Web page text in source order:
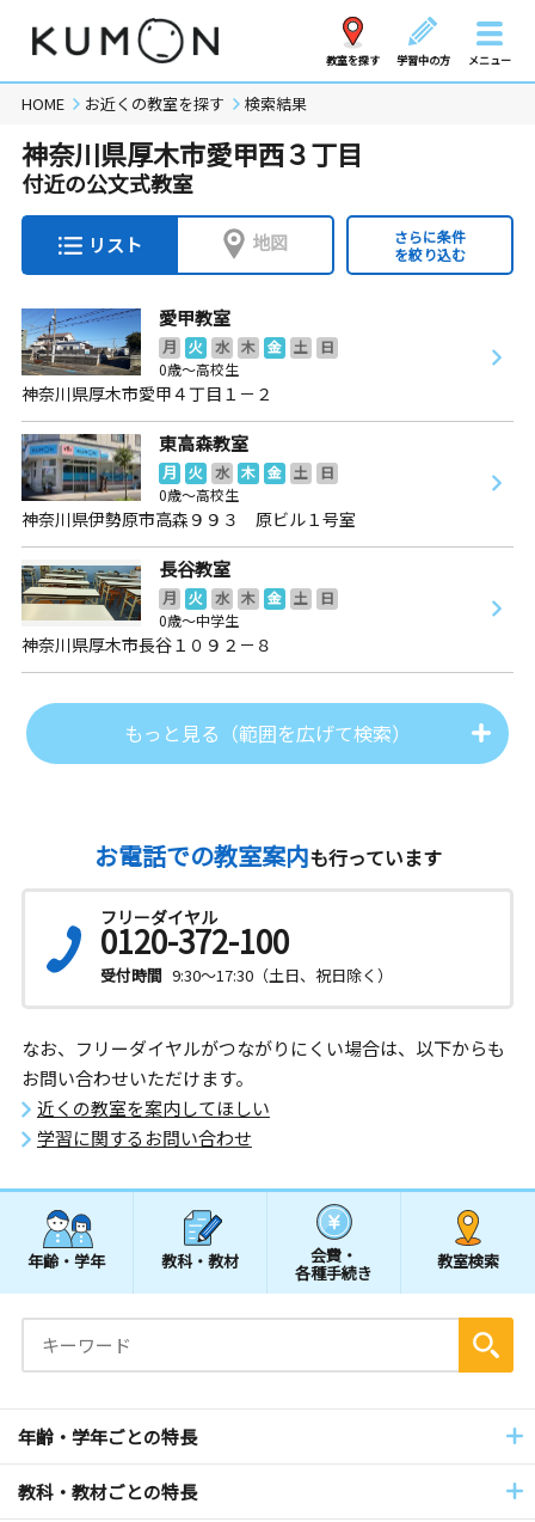
教室を探す 学習中の方 メニュー
HOME お近くの教室を探す 検索結果
神奈川県厚木市愛甲西３丁目
付近の公文式教室
リスト 地図
さらに条件
を絞り込む
愛甲教室
月 火 水 木 金 土
日
0歳～高校生
神奈川県厚木市愛甲４丁目１－２
東高森教室
月 火 水 木 金 土
日
0歳～高校生
神奈川県伊勢原市高森９９３ 原ビル１号室
長谷教室
月 火 水 木 金 土
日
0歳～中学生
神奈川県厚木市長谷１０９２－８
もっと見る（範囲を広げて検索）
お電話での教室案内も行っています
フリーダイヤル
0120-372-100
受付時間 9:30～17:30（土日、祝日除く）
なお、フリーダイヤルがつながりにくい場合は、以下からも
お問い合わせいただけます。
近くの教室を案内してほしい
学習に関するお問い合わせ
年齢・学年 教科・教材 会費・
各種手続き
教室検索
年齢・学年ごとの特長
教科・教材ごとの特長